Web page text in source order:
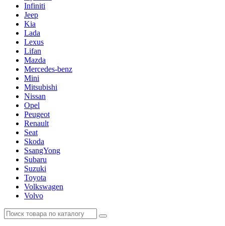
Infiniti
Jeep
Kia
Lada
Lexus
Lifan
Mazda
Mercedes-benz
Mini
Mitsubishi
Nissan
Opel
Peugeot
Renault
Seat
Skoda
SsangYong
Subaru
Suzuki
Toyota
Volkswagen
Volvo